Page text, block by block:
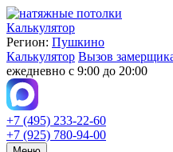
Калькулятор
Регион: Пушкино
Калькулятор Вызов
ежедневно с 9:00 до 20:00
+7 (495) 233-22-60
+7 (925) 780-94-00